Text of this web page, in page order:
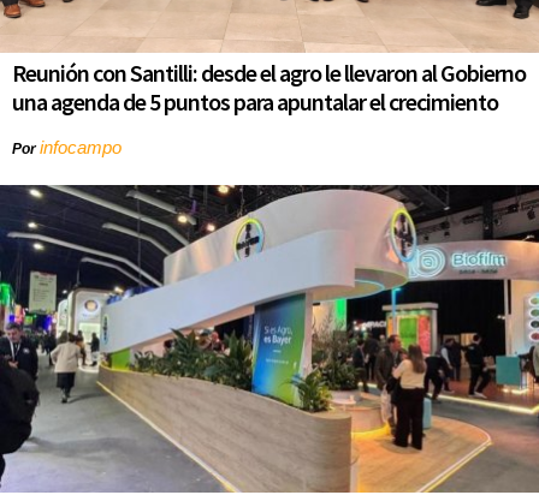
Reunión con Santilli: desde el agro le llevaron al Gobierno
una agenda de 5 puntos para apuntalar el crecimiento
Porinfocampo